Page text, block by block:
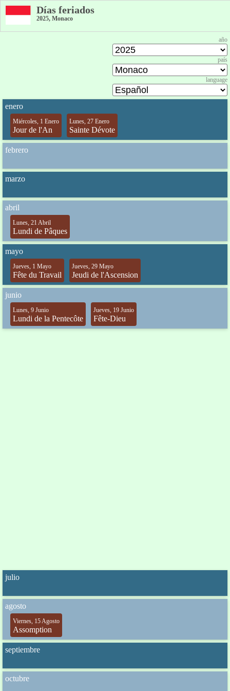
Días feriados
2025, Monaco
año
país
language
enero
Miércoles, 1 Enero
Jour de l'An
Lunes, 27 Enero
Sainte Dévote
febrero
marzo
abril
Lunes, 21 Abril
Lundi de Pâques
mayo
Jueves, 1 Mayo
Fête du Travail
Jueves, 29 Mayo
Jeudi de l'Ascension
junio
Lunes, 9 Junio
Lundi de la Pentecôte
Jueves, 19 Junio
Fête-Dieu
julio
agosto
Viernes, 15 Agosto
Assomption
septiembre
octubre